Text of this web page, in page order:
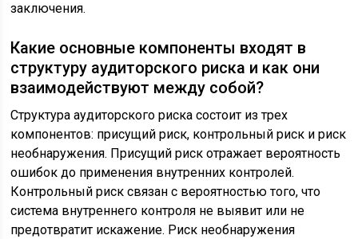
заключения.
Какие основные компоненты входят в
структуру аудиторского риска и как они
взаимодействуют между собой?
Структура аудиторского риска состоит из трех
компонентов: присущий риск, контрольный риск и риск
необнаружения. Присущий риск отражает вероятность
ошибок до применения внутренних контролей.
Контрольный риск связан с вероятностью того, что
система внутреннего контроля не выявит или не
предотвратит искажение. Риск необнаружения